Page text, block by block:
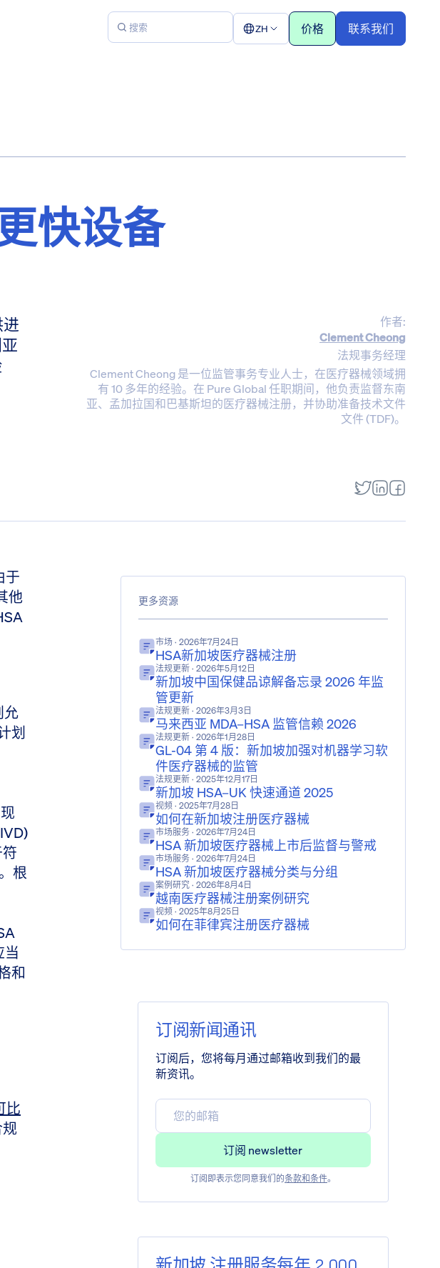
ZH 价格 联系我们
快设备
作者:
Clement Cheong
法规事务经理
Clement Cheong 是一位监管事务专业人士，在医疗器械领域拥
有 10 多年的经验。在 Pure Global 任职期间，他负责监督东南
亚、孟加拉国和巴基斯坦的医疗器械注册，并协助准备技术文件
文件 (TDF)。
于
他
允
划
根
当
和
比
更多资源
市场 · 2026年7月24日
HSA新加坡医疗器械注册
法规更新 · 2026年5月12日
新加坡中国保健品谅解备忘录 2026 年监
管更新
法规更新 · 2026年3月3日
马来西亚 MDA–HSA 监管信赖 2026
法规更新 · 2026年1月28日
GL-04 第 4 版：新加坡加强对机器学习软
件医疗器械的监管
法规更新 · 2025年12月17日
新加坡 HSA–UK 快速通道 2025
视频 · 2025年7月28日
如何在新加坡注册医疗器械
市场服务 · 2026年7月24日
HSA 新加坡医疗器械上市后监督与警戒
市场服务 · 2026年7月24日
HSA 新加坡医疗器械分类与分组
案例研究 · 2026年8月4日
越南医疗器械注册案例研究
视频 · 2025年8月25日
如何在菲律宾注册医疗器械
订阅新闻通讯
订阅后，您将每月通过邮箱收到我们的最
新资讯。
订阅即表示您同意我们的条款和条件。